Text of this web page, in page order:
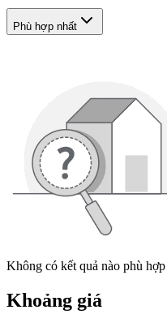
Phù hợp nhất
Không có kết quả nào phù hợp
Khoảng giá